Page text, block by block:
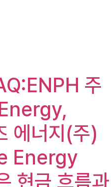
주
에너지(주)
Energy
현금 흐름과